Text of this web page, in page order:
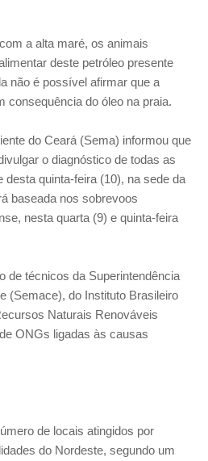
a alta maré, os animais
deste petróleo presente
não é possível afirmar que a
consequência do óleo na praia.
do Ceará (Sema) informou que
o diagnóstico de todas as
desta quinta-feira (10), na sede da
baseada nos sobrevoos
nesta quarta (9) e quinta-feira
de técnicos da Superintendência
(Semace), do Instituto Brasileiro
Naturais Renováveis
ONGs ligadas às causas
de locais atingidos por
do Nordeste, segundo um